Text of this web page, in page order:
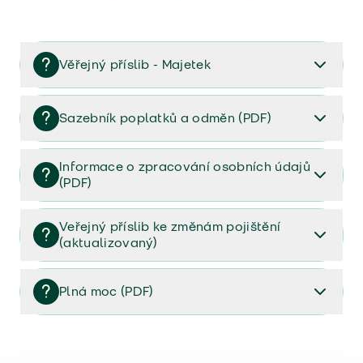
Věřejný příslib - Majetek
Věřejný příslib majetek 2023
Sazebník poplatků a odměn (PDF)
Sazebník poplatků a odměn (PDF)
Informace o zpracování osobních údajů
(PDF)
Informace o zpracování osobních údajů (PDF)
Veřejný příslib ke změnám pojištění
(aktualizovaný)
Veřejný příslib ke změnám pojištění (aktualizovaný)
Plná moc (PDF)